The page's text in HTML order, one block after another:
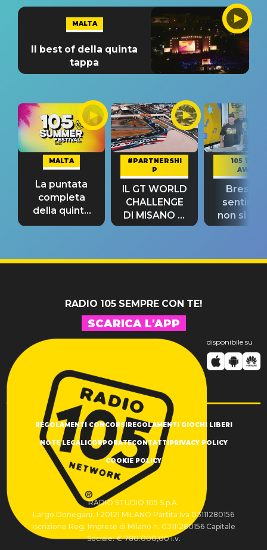
MALTA
Il best of della quinta
tappa
MALTA
La puntata
completa
della quinta
tappa
#PARTNERSHI
P
IL GT WORLD
CHALLENGE
DI MISANO si
riconferma
105 TAKE
AWAY
Bresh:
non si
fino alla
RADIO 105 SEMPRE CON TE!
SCARICA L'APP
disponibile su
REGOLAMENTI CONCORSI REGOLAMENTI GIOCHI LIBERI
NOTE LEGALI CORPORATECONTATTI PRIVACY POLICY
COOKIE POLICY
RADIO STUDIO 105 S.p.A.
Largo Donegani, 1 20121 MILANO Partita Iva 03111280156
Iscrizione Reg. Imprese di Milano n. 03111280156 Capitale
Sociale: € 780.000,00 i.v.